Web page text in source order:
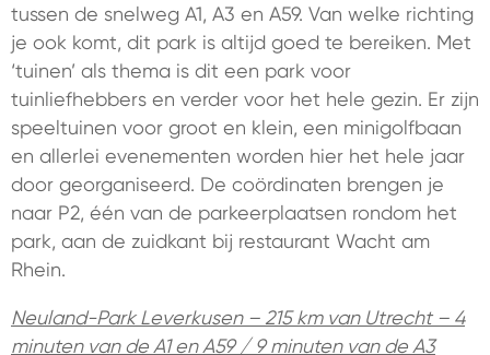
tussen de snelweg A1, A3 en A59. Van welke richting
je ook komt, dit park is altijd goed te bereiken. Met
‘tuinen’ als thema is dit een park voor
tuinliefhebbers en verder voor het hele gezin. Er zijn
speeltuinen voor groot en klein, een minigolfbaan
en allerlei evenementen worden hier het hele jaar
door georganiseerd. De coördinaten brengen je
naar P2, één van de parkeerplaatsen rondom het
park, aan de zuidkant bij restaurant Wacht am
Rhein.
Neuland-Park Leverkusen – 215 km van Utrecht – 4
minuten van de A1 en A59 / 9 minuten van de A3